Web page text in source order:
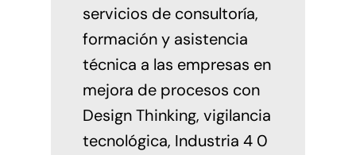
servicios de consultoría,
formación y asistencia
técnica a las empresas en
mejora de procesos con
Design Thinking, vigilancia
tecnológica, Industria 4 0